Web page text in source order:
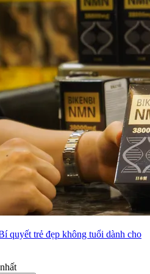
trẻ đẹp không tuổi dành cho